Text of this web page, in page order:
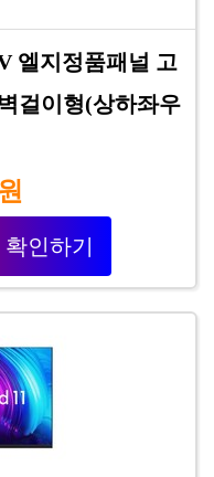
엘지정품패널 고
걸이형(상하좌우
인하기